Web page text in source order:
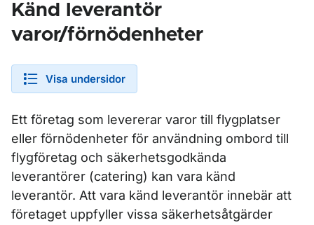
Känd leverantör
varor/förnödenheter
Visa undersidor
Ett företag som levererar varor till flygplatser
eller förnödenheter för användning ombord till
flygföretag och säkerhetsgodkända
leverantörer (catering) kan vara känd
leverantör. Att vara känd leverantör innebär att
företaget uppfyller vissa säkerhetsåtgärder